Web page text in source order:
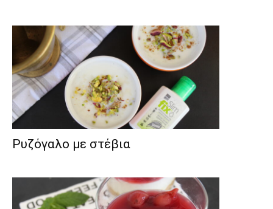
Ρυζόγαλο με στέβια